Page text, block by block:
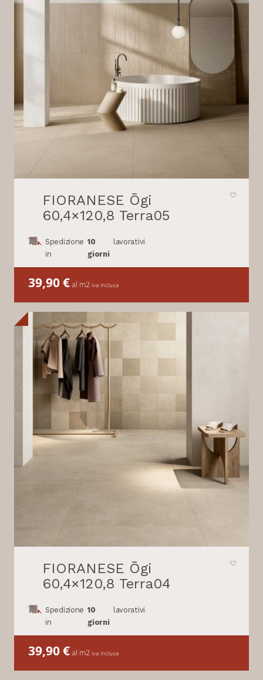
FIORANESE Ōgi
60,4×120,8 Terra05
Spedizione
in
10
giorni
lavorativi
39,90€al m2 iva inclusa
FIORANESE Ōgi
60,4×120,8 Terra04
Spedizione
in
10
giorni
lavorativi
39,90€al m2 iva inclusa